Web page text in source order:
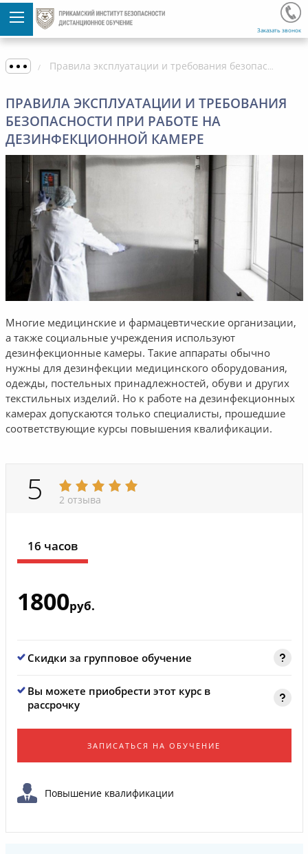
Заказать звонок
Правила эксплуатации и требования безопасности при работе на дезинфекционной камере
ПРАВИЛА ЭКСПЛУАТАЦИИ И ТРЕБОВАНИЯ
БЕЗОПАСНОСТИ ПРИ РАБОТЕ НА
ДЕЗИНФЕКЦИОННОЙ КАМЕРЕ
Многие медицинские и фармацевтические организации,
а также социальные учреждения используют
дезинфекционные камеры. Такие аппараты обычно
нужны для дезинфекции медицинского оборудования,
одежды, постельных принадлежностей, обуви и других
текстильных изделий. Но к работе на дезинфекционных
камерах допускаются только специалисты, прошедшие
соответствующие курсы повышения квалификации.
5 2 отзыва
16 часов
1800руб.
Скидки за групповое обучение
Вы можете приобрести этот курс в
рассрочку
ЗАПИСАТЬСЯ НА ОБУЧЕНИЕ
Повышение квалификации